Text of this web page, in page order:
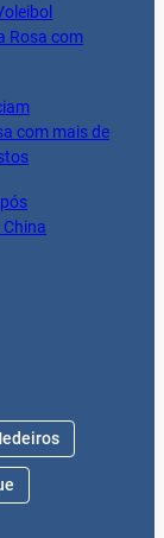
Rosa com
com mais de